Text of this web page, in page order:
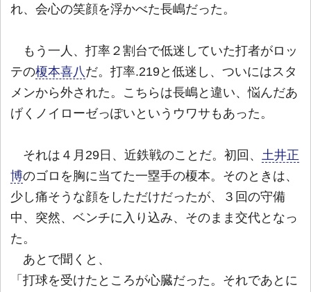
れ、会心の笑顔を浮かべた長嶋だった。
もう一人、打率２割台で低迷していた打者がロッ
テの榎本喜八 だ。打率.219と低迷し、ついにはスタ
メンから外された。こちらは長嶋と違い、悩んだあ
げくノイローゼっぽいというウワサもあった。
それは４月29日、近鉄戦のことだ。初回、 土井正
博のゴロを胸に当てた一塁手の榎本。そのときは、
少し痛そうな顔をしただけだったが、３回の守備
中、突然、ベンチに入り込み、そのまま交代となっ
た。
あとで聞くと、
「打球を受けたところが心臓だった。それであとに